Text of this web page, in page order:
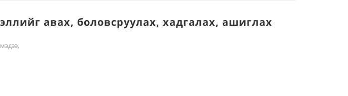
авах, боловсруулах, хадгалах, ашиглах
,